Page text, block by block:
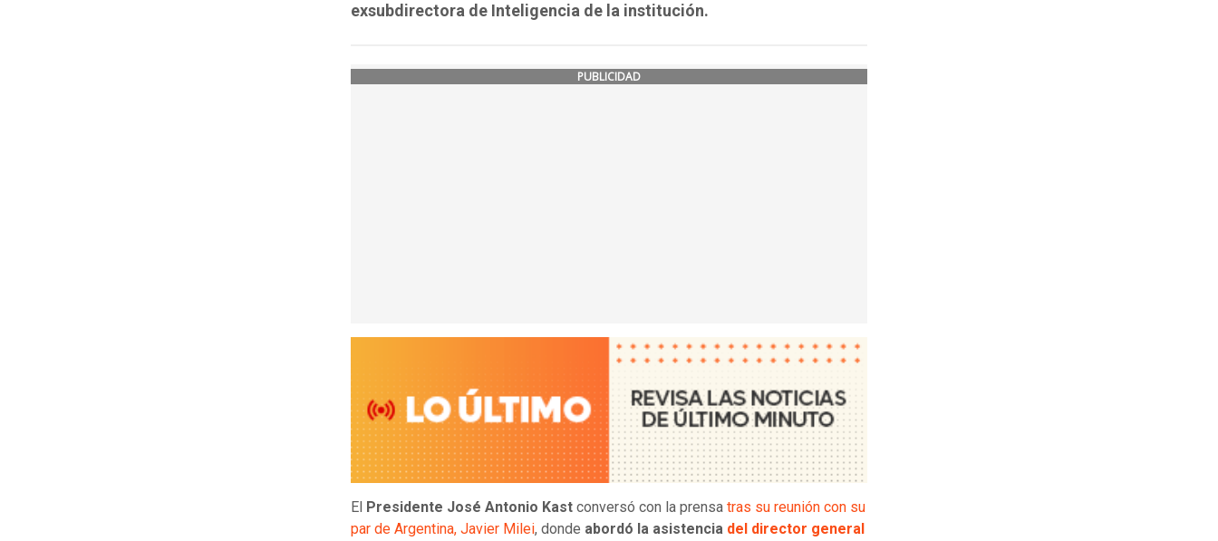
exsubdirectora de Inteligencia de la institución.
PUBLICIDAD
El Presidente José Antonio Kast conversó con la prensa tras su reunión con su
par de Argentina, Javier Milei, donde abordó la asistencia del director general